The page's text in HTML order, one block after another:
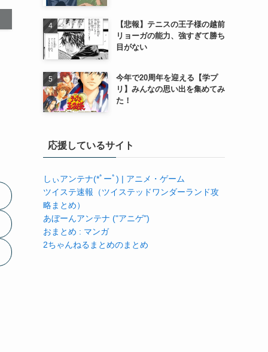
【悲報】テニスの王子様の越前
リョーガの能力、強すぎて勝ち
目がない
今年で20周年を迎える【学プ
リ】みんなの思い出を集めてみ
た！
応援しているサイト
しぃアンテナ(*ﾟーﾟ) | アニメ・ゲーム
ツイステ速報（ツイステッドワンダーランド攻
略まとめ）
あぼーんアンテナ ("アニゲ")
おまとめ : マンガ
2ちゃんねるまとめのまとめ